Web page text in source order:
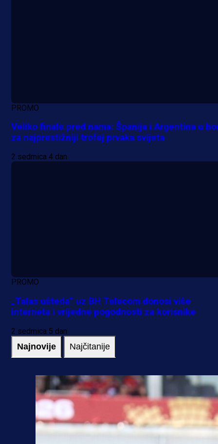
PROMO
Veliko finale pred nama: Španija i Argentina u
za najprestižniji trofej prvaka svijeta
2 sedmica 4 dan
PROMO
„Talas ušteda“ uz BH Telecom donosi više
interneta i vrijedne pogodnosti za korisnike
2 sedmica 5 dan
Najnovije Najčitanije